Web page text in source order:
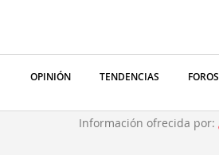
OPINIÓN TENDENCIAS FOROS
Información ofrecida por: